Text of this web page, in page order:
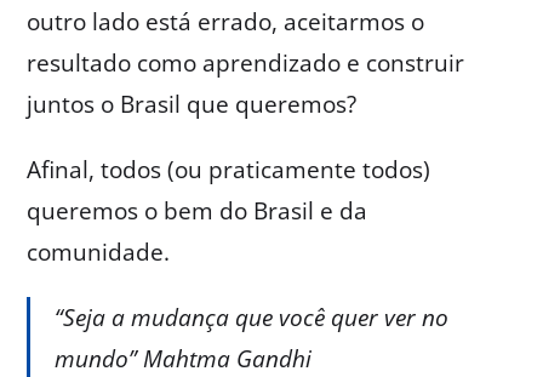
outro lado está errado, aceitarmos o
resultado como aprendizado e construir
juntos o Brasil que queremos?
Afinal, todos (ou praticamente todos)
queremos o bem do Brasil e da
comunidade.
“Seja a mudança que você quer ver no
mundo” Mahtma Gandhi